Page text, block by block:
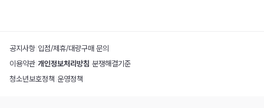
공지사항 입점/제휴/대량구매 문의
이용약관 개인정보처리방침 분쟁해결기준
청소년보호정책 운영정책